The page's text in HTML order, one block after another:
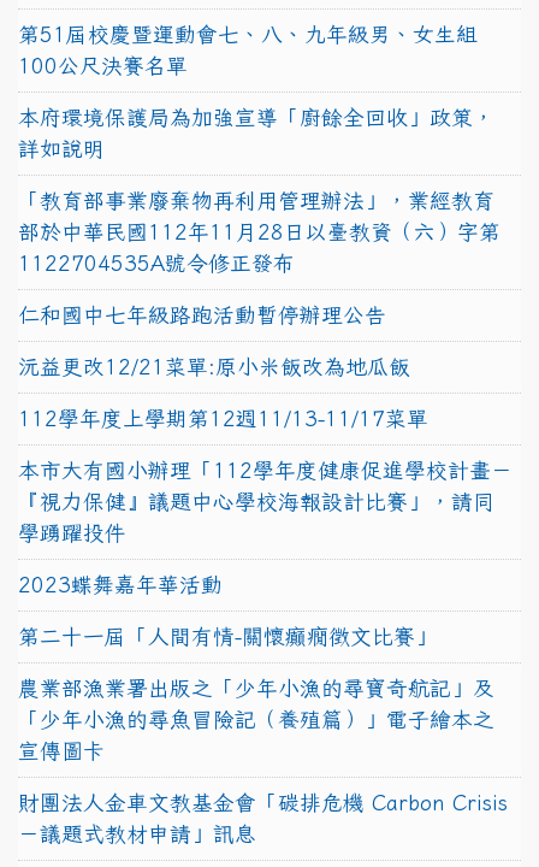
第51屆校慶暨運動會七、八、九年級男、女生組
100公尺決賽名單
本府環境保護局為加強宣導「廚餘全回收」政策，
詳如說明
「教育部事業廢棄物再利用管理辦法」，業經教育
部於中華民國112年11月28日以臺教資（六）字第
1122704535A號令修正發布
仁和國中七年級路跑活動暫停辦理公告
沅益更改12/21菜單:原小米飯改為地瓜飯
112學年度上學期第12週11/13-11/17菜單
本市大有國小辦理「112學年度健康促進學校計畫－
『視力保健』議題中心學校海報設計比賽」，請同
學踴躍投件
2023蝶舞嘉年華活動
第二十一屆「人間有情-關懷癲癇徵文比賽」
農業部漁業署出版之「少年小漁的尋寶奇航記」及
「少年小漁的尋魚冒險記（養殖篇）」電子繪本之
宣傳圖卡
財團法人金車文教基金會「碳排危機 Carbon Crisis
－議題式教材申請」訊息